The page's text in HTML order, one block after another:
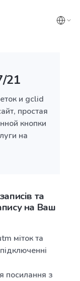
21
и gclid
простая
кнопки
на
та
на Ваш
міток та
посилання з